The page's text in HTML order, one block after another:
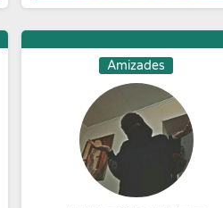
FEITICEIRO JUJUTSU
CONSTANTE EVOLUÇÃO
INCRÍVEIS
BATALHAS/MISSÕES,
SISTEMA DE PODER
E DIFERENCIADO,
CLÃS/FAMÍLIAS,
SER SEU
PREFERIDO DA OBRA!
JUNTE A NÓS E
Amizades